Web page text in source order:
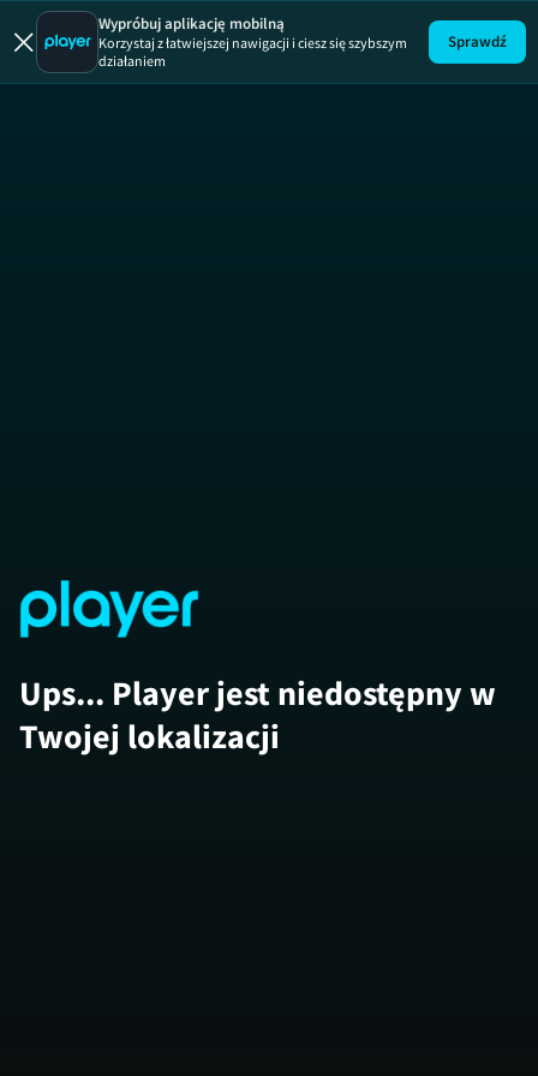
Wypróbuj aplikację mobilną
Korzystaj z łatwiejszej nawigacji i ciesz się szybszym
działaniem
Sprawdź
Ups... Player jest niedostępny w
Twojej lokalizacji